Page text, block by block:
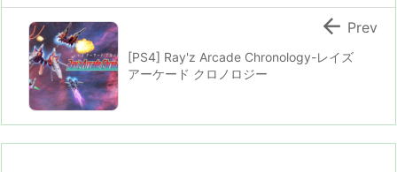
[PS4] Ray'z Arcade Chronology-レイズ
アーケード クロノロジー
 Prev